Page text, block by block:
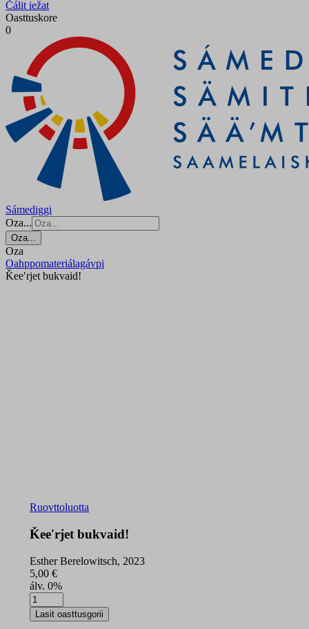
Čálit iežat
Oasttuskore
0
Sámediggi
Oza...
Oza...
Oza
Oahppomateriálagávpi
Ǩeeʹrjet bukvaid!
Ruovttoluotta
Ǩeeʹrjet bukvaid!
Esther Berelowitsch, 2023
5,00 €
álv. 0%
Ǩeeʹrjet
bukvaid!
quantity
Lasit oasttusgorii